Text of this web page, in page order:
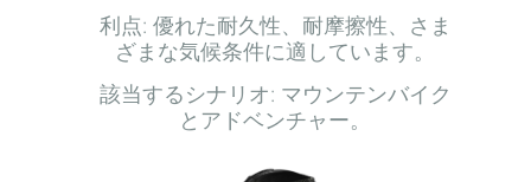
利点: 優れた耐久性、耐摩擦性、さま
ざまな気候条件に適しています。
該当するシナリオ: マウンテンバイク
とアドベンチャー。